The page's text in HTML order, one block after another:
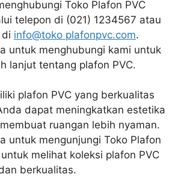
Toko Plafon PVC
telepon di (021) 1234567 atau
info@toko plafonpvc.com.
untuk menghubungi kami untuk
lanjut tentang plafon PVC.
plafon PVC yang berkualitas
dapat meningkatkan estetika
ruangan lebih nyaman.
untuk mengunjungi Toko Plafon
untuk melihat koleksi plafon PVC
berkualitas.